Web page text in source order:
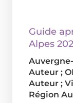
Guide
Alpes
Auteur ;
Auteur ;
Région